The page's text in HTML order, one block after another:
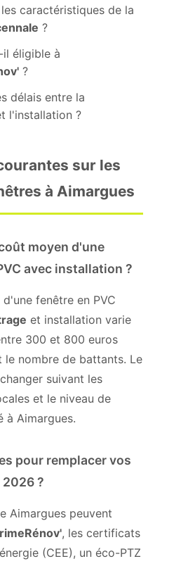
caractéristiques de la
?
il éligible à
?
délais entre la
l'installation ?
sur les
à Aimargues
moyen d'une
avec installation ?
d'une fenêtre en PVC
et installation varie
300 et 800 euros
le nombre de battants. Le
suivant les
et le niveau de
à Aimargues.
pour remplacer vos
?
Aimargues peuvent
, les certificats
(CEE), un éco-PTZ